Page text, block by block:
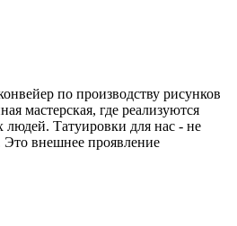
по производству рисунков
мастерская, где реализуются
людей. Татуировки для нас - не
Это внешнее проявление